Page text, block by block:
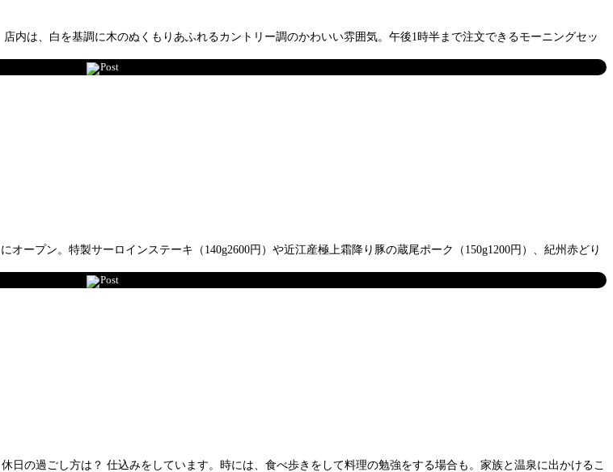
内は、白を基調に木のぬくもりあふれるカントリー調のかわいい雰囲気。午後1時半まで注文できるモーニングセッ
Post
ープン。特製サーロインステーキ（140g2600円）や近江産極上霜降り豚の蔵尾ポーク（150g1200円）、紀州赤どり
Post
の過ごし方は？ 仕込みをしています。時には、食べ歩きをして料理の勉強をする場合も。家族と温泉に出かけるこ